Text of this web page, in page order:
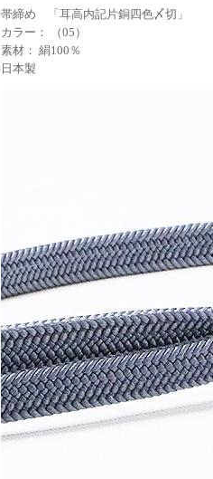
帯締め 「耳高内記片銅四色〆切」
カラー： （05）
素材： 絹100％
日本製